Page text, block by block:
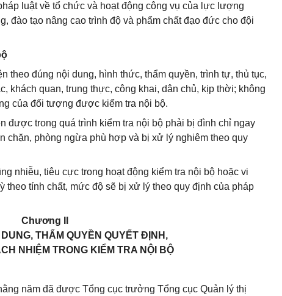
luật về tổ chức và hoạt động công vụ của lực lượng
đào tạo nâng cao trình độ và phẩm chất đạo đức cho đội
theo đúng nội dung, hình thức, thẩm quyền, trình tự, thủ tục,
khách quan, trung thực, công khai, dân chủ, kịp thời; không
của đối tượng được kiểm tra nội bộ.
được trong quá trình kiểm tra nội bộ phải bị đình chỉ ngay
chặn, phòng ngừa phù hợp và bị xử lý nghiêm theo quy
nhiễu, tiêu cực trong hoạt động kiểm tra nội bộ hoặc vi
theo tính chất, mức độ sẽ bị xử lý theo quy định của pháp
Chương II
THẨM QUYỀN QUYẾT ĐỊNH,
NHIỆM TRONG KIỂM TRA NỘI BỘ
năm đã được Tổng cục trưởng Tổng cục Quản lý thị